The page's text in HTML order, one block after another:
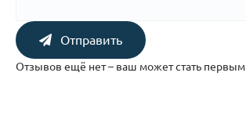
Отправить
Отзывов ещё нет – ваш может стать первым